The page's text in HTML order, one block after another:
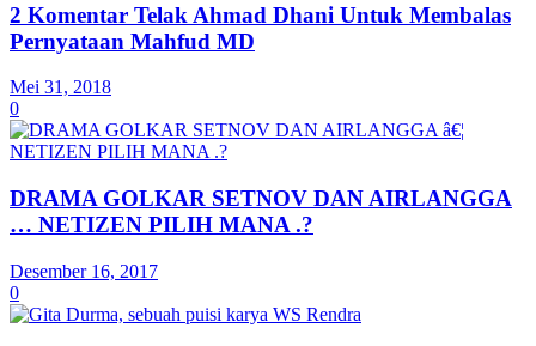
2 Komentar Telak Ahmad Dhani Untuk Membalas
Pernyataan Mahfud MD
Mei 31, 2018
0
DRAMA GOLKAR SETNOV DAN AIRLANGGA
… NETIZEN PILIH MANA .?
Desember 16, 2017
0